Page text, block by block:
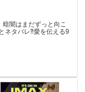
闇はまだずっと向こ
ネタバレ⁈愛を伝える9